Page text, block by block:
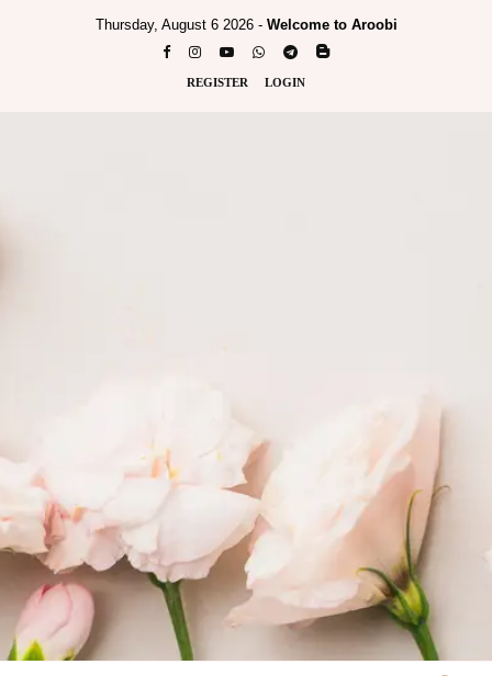
Thursday, August 6 2026 - Welcome to Aroobi
REGISTER LOGIN